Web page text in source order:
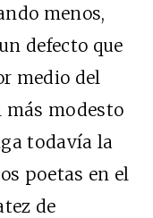
menos,
defecto que
medio del
más modesto
todavía la
poetas en el
de